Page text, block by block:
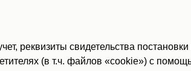
реквизиты свидетельства
(в т.ч. файлов «cookie») с